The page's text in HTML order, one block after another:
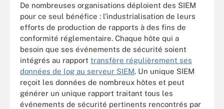
De nombreuses organisations déploient des SIEM
pour ce seul bénéfice : l’industrialisation de leurs
efforts de production de rapports à des fins de
conformité réglementaire. Chaque hôte qui a
besoin que ses événements de sécurité soient
intégrés au rapport transfère régulièrement ses
données de log au serveur SIEM. Un unique SIEM
reçoit les données de nombreux hôtes et peut
générer un unique rapport traitant tous les
événements de sécurité pertinents rencontrés par